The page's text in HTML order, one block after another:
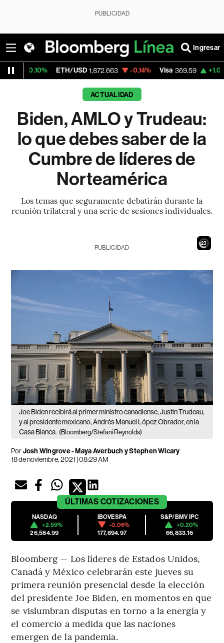
PUBLICIDAD
Ingresar
ETH/USD 1,872.663 -0.14% Visa 369.59 +1.07%
ACTUALIDAD
Biden, AMLO y Trudeau:
lo que debes saber de la
Cumbre de líderes de
Norteamérica
Los temas que seguramente debatirán durante la
reunión trilateral y una serie de sesiones individuales.
21
PUBLICIDAD
Joe Biden recibirá al primer ministro canadiense, Justin Trudeau,
y al presidente mexicano, Andrés Manuel López Obrador, en la
Casa Blanca. (Bloomberg/Stefani Reynolds)
PorJosh Wingrove - Maya Averbuch y Stephen Wicary
18 de noviembre, 2021 | 08:29 AM
ÚLTIMAS COTIZACIONES
NASDAQ
+2.59%
26,584.99
IBOVESPA
-0.06%
177,894.97
S&P/BMV IPC
+0.20%
66,833.16
Bloomberg — Los líderes de Estados Unidos,
Canadá y México celebrarán este jueves su
primera reunión presencial desde la elección
del presidente Joe Biden, en momentos en que
se vislumbran disputas en torno a la energía y
el comercio a medida que las naciones
emergen de la pandemia.